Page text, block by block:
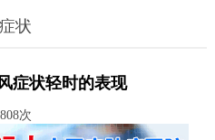
状
症状轻时的表现
808次